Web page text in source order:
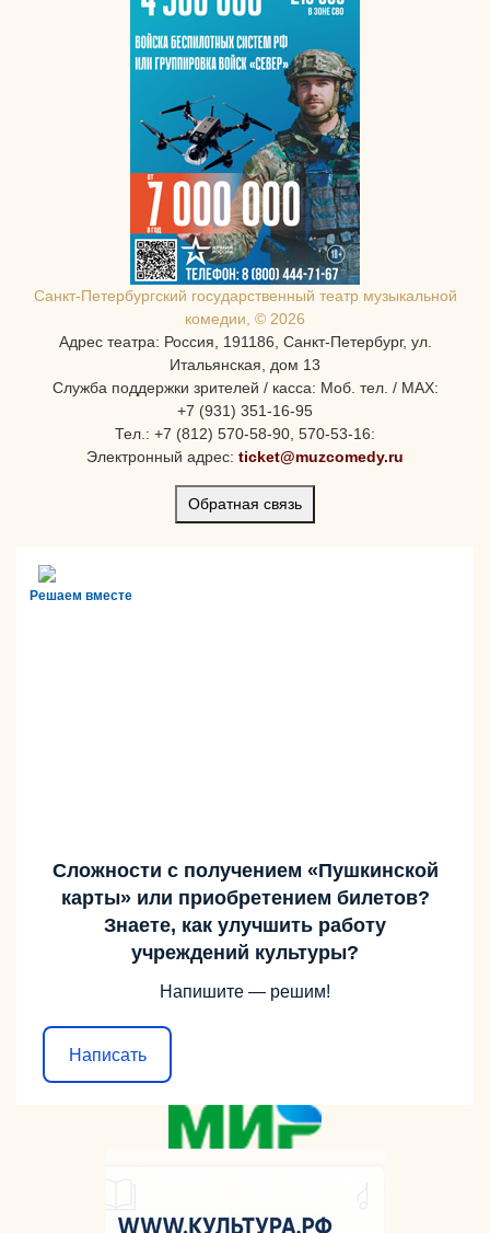
Санкт-Петербургcкий государственный театр музыкальной
комедии, © 2026
Адрес театра: Россия, 191186, Санкт-Петербург, ул.
Итальянская, дом 13
Служба поддержки зрителей / касса: Моб. тел. / MAX:
+7 (931) 351-16-95
Тел.: +7 (812) 570-58-90, 570-53-16:
Электронный адрес: ticket@muzcomedy.ru
Обратная связь
Решаем вместе
Сложности с получением «Пушкинской
карты» или приобретением билетов?
Знаете, как улучшить работу
учреждений культуры?
Напишите — решим!
Написать